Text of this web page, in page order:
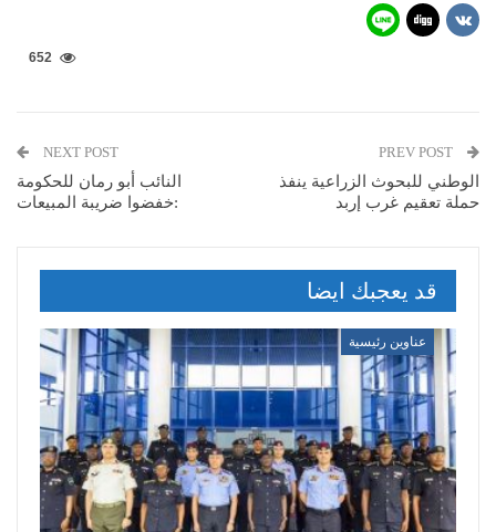
652
الوطني للبحوث الزراعية ينفذ
حملة تعقيم غرب إربد
NEXT POST
النائب أبو رمان للحكومة
:خفضوا ضريبة المبيعات
قد يعجبك ايضا
عناوين رئيسية